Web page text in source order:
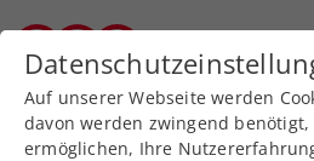
Zurück zur Newsübersicht
Auf unserer Webseite werden
davon werden zwingend
ermöglichen, Ihre